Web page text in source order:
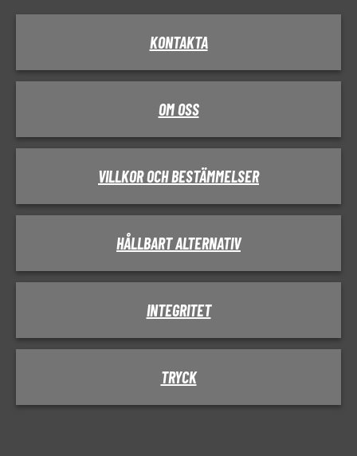
KONTAKTA
OM OSS
VILLKOR OCH BESTÄMMELSER
HÅLLBART ALTERNATIV
INTEGRITET
TRYCK